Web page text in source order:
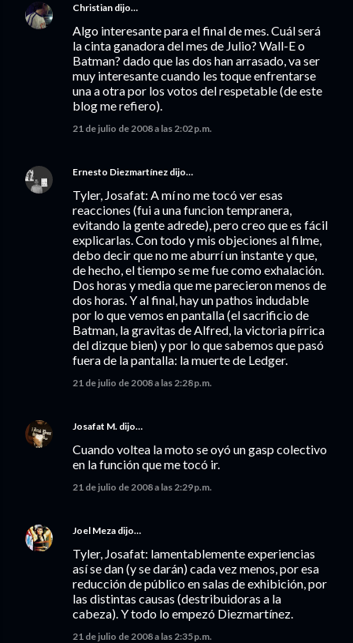
Christian dijo…
Algo interesante para el final de mes. Cuál será
la cinta ganadora del mes de Julio? Wall-E o
Batman? dado que las dos han arrasado, va ser
muy interesante cuando les toque enfrentarse
una a otra por los votos del respetable (de este
blog me refiero).
21 de julio de 2008 a las 2:02 p.m.
Ernesto Diezmartínez dijo…
Tyler, Josafat: A mí no me tocó ver esas
reacciones (fui a una funcion tempranera,
evitando la gente adrede), pero creo que es fácil
explicarlas. Con todo y mis objeciones al filme,
debo decir que no me aburrí un instante y que,
de hecho, el tiempo se me fue como exhalación.
Dos horas y media que me parecieron menos de
dos horas. Y al final, hay un pathos indudable
por lo que vemos en pantalla (el sacrificio de
Batman, la gravitas de Alfred, la victoria pírrica
del dizque bien) y por lo que sabemos que pasó
fuera de la pantalla: la muerte de Ledger.
21 de julio de 2008 a las 2:28 p.m.
Josafat M. dijo…
Cuando voltea la moto se oyó un gasp colectivo
en la función que me tocó ir.
21 de julio de 2008 a las 2:29 p.m.
Joel Meza dijo…
Tyler, Josafat: lamentablemente experiencias
así se dan (y se darán) cada vez menos, por esa
reducción de público en salas de exhibición, por
las distintas causas (destribuidoras a la
cabeza). Y todo lo empezó Diezmartínez.
21 de julio de 2008 a las 2:35 p.m.